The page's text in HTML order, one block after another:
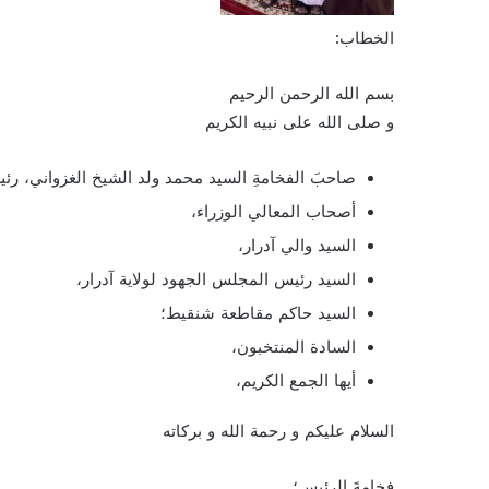
الخطاب:
بسم الله الرحمن الرحيم
و صلى الله على نبيه الكريم
صاحبَ الفخامةِ السيد محمد ولد الشيخ الغزواني،
أصحاب المعالي الوزراء،
السيد والي آدرار،
السيد رئيس المجلس الجهود لولاية آدرار،
السيد حاكم مقاطعة شنقيط؛
السادة المنتخبون،
أيها الجمع الكريم،
السلام عليكم و رحمة الله و بركاته